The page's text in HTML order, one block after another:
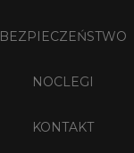
BEZPIECZEŃSTWO
NOCLEGI
KONTAKT